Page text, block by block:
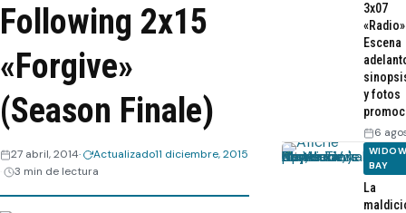
Streaming
Recomendaciones
Webisodios
Following 2x15
«Forgive»
(Season Finale)
27 abril, 2014 Actualizado11 diciembre, 2015
3 min de lectura
3x07
Escena
y fotos
6
BAY
La